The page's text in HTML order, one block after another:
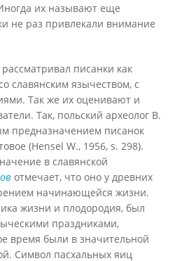
их называют еще
не раз привлекали внимание
писанки как
славянским язычеством, с
Так же их оценивают и
Так, польский археолог В.
предназначением писанок
(Hensel W., 1956, s. 298).
в славянской
отмечает, что оно у древних
начинающейся жизни.
жизни и плодородия, был
праздниками,
время были в значительной
Символ пасхальных яиц